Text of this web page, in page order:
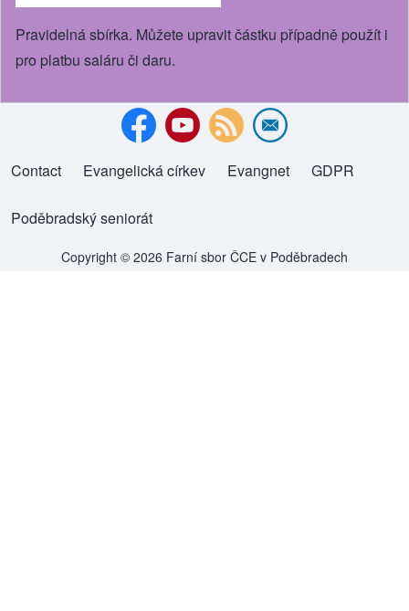
Pravidelná sbírka. Můžete upravit částku případně použít i
pro platbu saláru či daru.
Footer menu
Contact Evangelická církev
(opens in new tab) Evangnet
(opens in new tab)
GDPR
Poděbradský seniorát
(opens in new tab)
Copyright © 2026 Farní sbor ČCE v Poděbradech